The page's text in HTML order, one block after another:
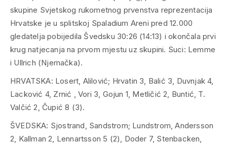
skupine Svjetskog rukometnog prvenstva reprezentacija
Hrvatske je u splitskoj Spaladium Areni pred 12.000
gledatelja pobijedila Švedsku 30:26 (14:13) i okončala prvi
krug natjecanja na prvom mjestu uz skupini. Suci: Lemme
i Ullrich (Njemačka).
HRVATSKA: Losert, Alilović; Hrvatin 3, Balić 3, Duvnjak 4,
Lacković 4, Zrnić , Vori 3, Gojun 1, Metličić 2, Buntić, T.
Valčić 2, Čupić 8 (3).
ŠVEDSKA: Sjostrand, Sandstrom; Lundstrom, Andersson
2, Kallman 2, Lennartsson 5 (2), Doder 7, Stenbacken,